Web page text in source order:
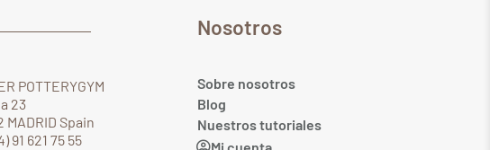
POTTERYGYM
23
MADRID Spain
91 621 75 55
Nosotros
Sobre nosotros
Blog
Nuestros tutoriales